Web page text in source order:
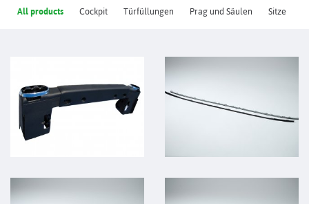
All products Cockpit Türfüllungen Prag und Säulen Sitze